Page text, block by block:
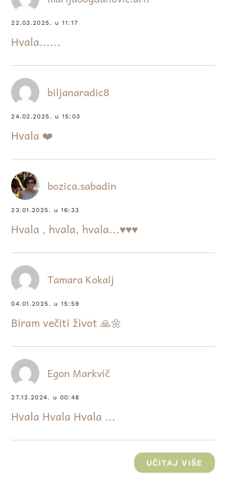
22.03.2025. u 11:17
Hvala......
biljanaradic8
24.02.2025. u 15:03
Hvala ❤️
bozica.sabadin
23.01.2025. u 16:33
Hvala , hvala, hvala...♥♥♥
Tamara Kokalj
04.01.2025. u 15:59
Biram večiti život 🙏🌼
Egon Markvič
27.12.2024. u 00:48
Hvala Hvala Hvala ...
UČITAJ VIŠE